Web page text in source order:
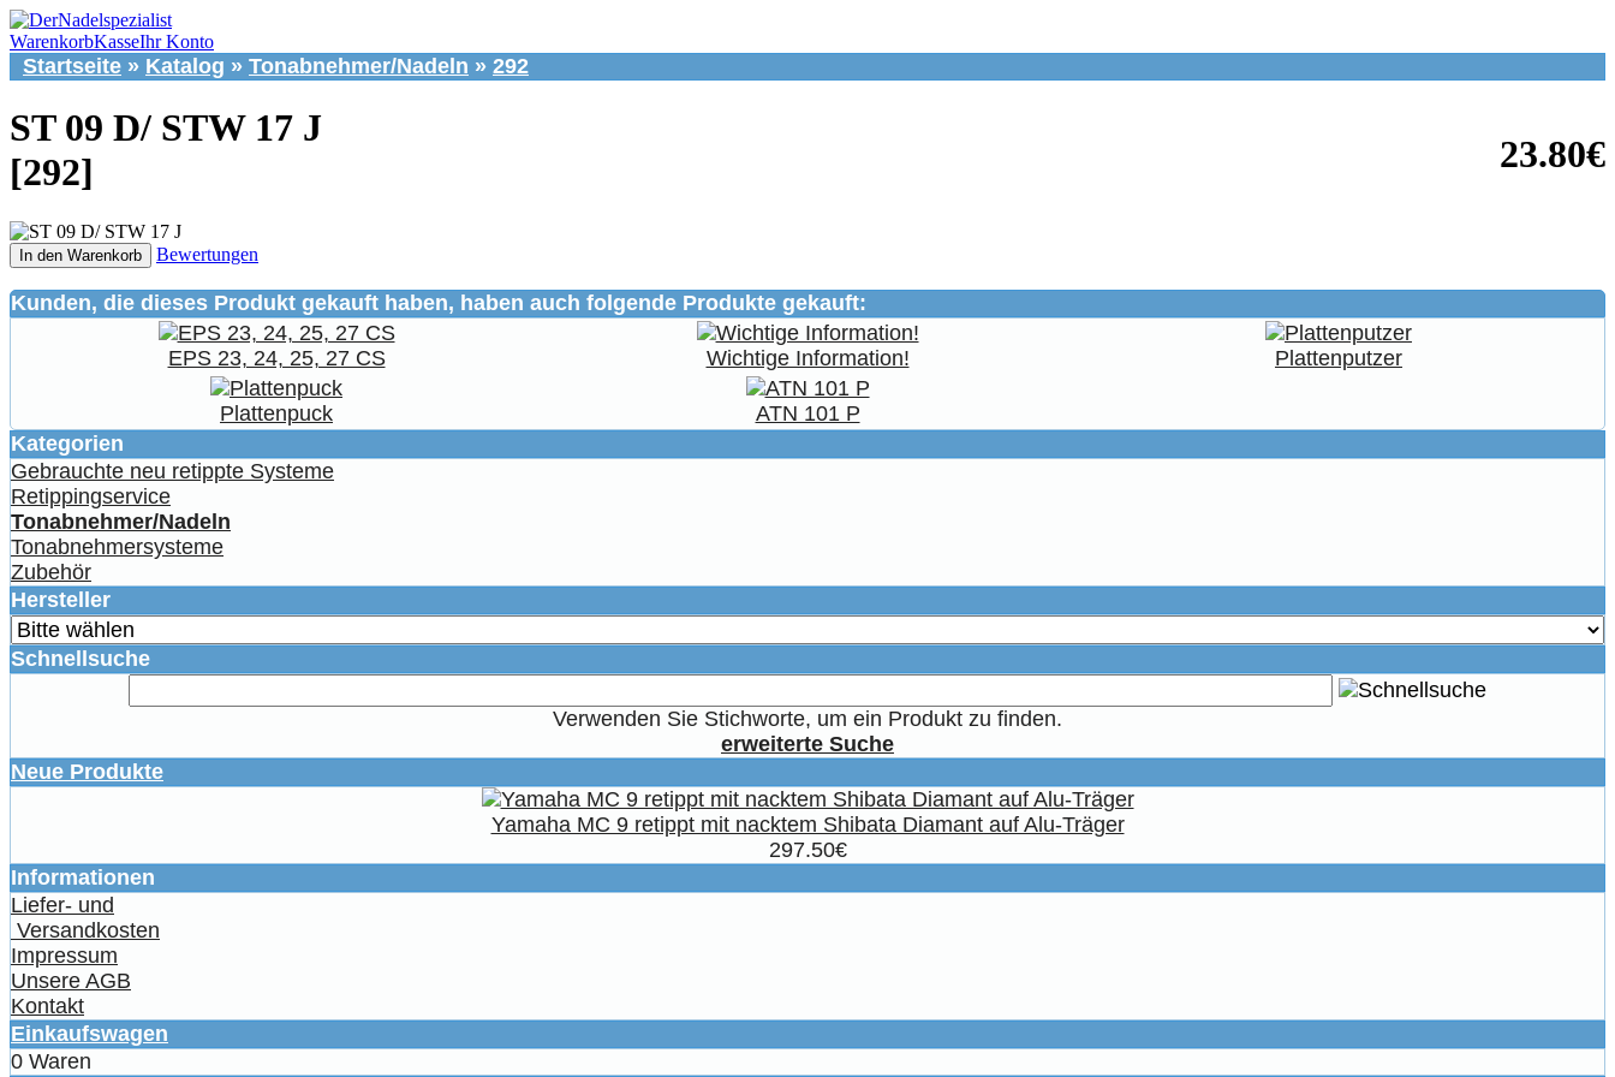
WarenkorbKasseIhr Konto
Startseite » Katalog » Tonabnehmer/Nadeln » 292
23.80€
ST 09 D/ STW 17 J
[292]
In den Warenkorb Bewertungen
Kunden, die dieses Produkt gekauft haben, haben auch folgende Produkte gekauft:
EPS 23, 24, 25, 27 CS Wichtige Information! Plattenputzer
Plattenpuck
ATN 101 P
Kategorien
Gebrauchte neu retippte Systeme
Retippingservice
Tonabnehmer/Nadeln
Tonabnehmersysteme
Zubehör
Hersteller
Schnellsuche
Verwenden Sie Stichworte, um ein Produkt zu finden.
erweiterte Suche
Neue Produkte
Yamaha MC 9 retippt mit nacktem Shibata Diamant auf Alu-Träger
297.50€
Informationen
Liefer- und
Versandkosten
Impressum
Unsere AGB
Kontakt
Einkaufswagen
0 Waren